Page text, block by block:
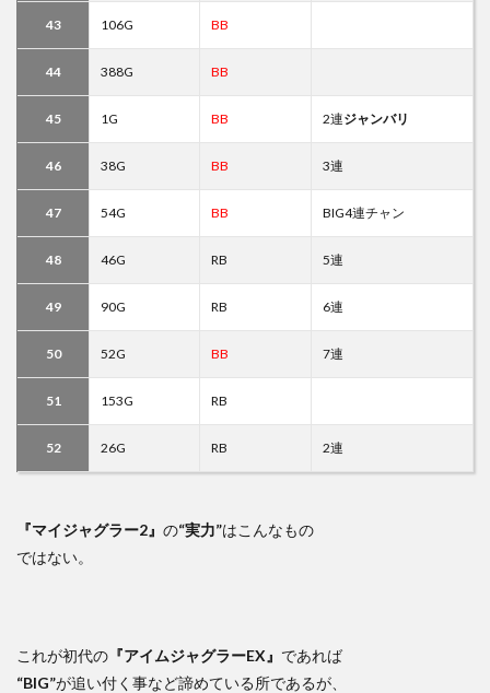
43 106G BB
44 388G BB
45 1G BB 2連ジャンバリ
46 38G BB 3連
47 54G BB BIG4連チャン
48 46G RB 5連
49 90G RB 6連
50 52G BB 7連
51 153G RB
52 26G RB 2連
『マイジャグラー2』 の“実力”はこんなもの
ではない。
これが初代の 『アイムジャグラーEX』 であれば
“BIG”が追い付く事など諦めている所であるが、